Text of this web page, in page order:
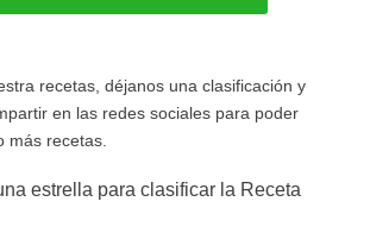
recetas, déjanos una clasificación y
en las redes sociales para poder
más recetas.
estrella para clasificar la Receta